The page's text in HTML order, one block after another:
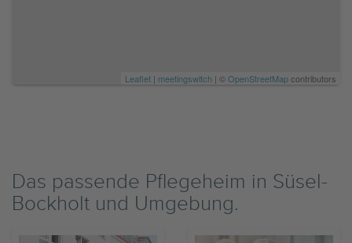
Leaflet | meetingswitch | ©OpenStreetMapcontributors
Das passende Pflegeheim in Süsel-
Bockholt und Umgebung.